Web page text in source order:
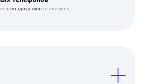
наm.opera.com с телефона.